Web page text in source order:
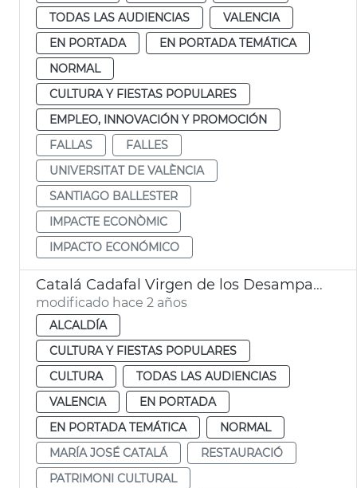
TODAS LAS AUDIENCIAS
VALENCIA
EN PORTADA
EN PORTADA TEMÁTICA
NORMAL
CULTURA Y FIESTAS POPULARES
EMPLEO, INNOVACIÓN Y PROMOCIÓN
FALLAS
FALLES
UNIVERSITAT DE VALÈNCIA
SANTIAGO BALLESTER
IMPACTE ECONÒMIC
IMPACTO ECONÓMICO
Catalá Cadafal Virgen de los Desamparados
modificado hace 2 años
ALCALDÍA
CULTURA Y FIESTAS POPULARES
CULTURA
TODAS LAS AUDIENCIAS
VALENCIA
EN PORTADA
EN PORTADA TEMÁTICA
NORMAL
MARÍA JOSÉ CATALÁ
RESTAURACIÓ
PATRIMONI CULTURAL